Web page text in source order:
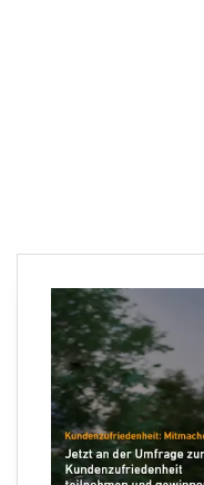
Ihre E-Mail Adresse